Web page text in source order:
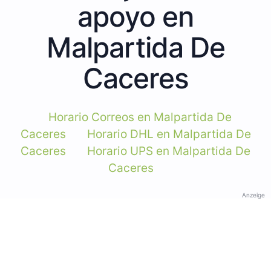
apoyo en
Malpartida De
Caceres
Horario Correos en Malpartida De
Caceres
Horario DHL en Malpartida De
Caceres
Horario UPS en Malpartida De
Caceres
Anzeige